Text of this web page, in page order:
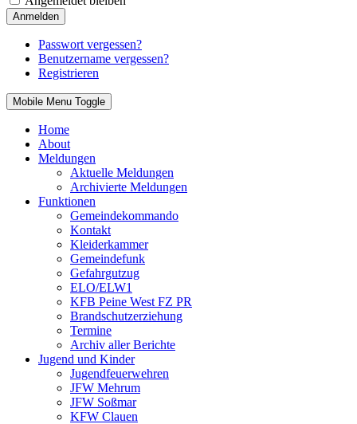
Anmelden
Passwort vergessen?
Benutzername vergessen?
Registrieren
Mobile Menu Toggle
Home
About
Meldungen
Aktuelle Meldungen
Archivierte Meldungen
Funktionen
Gemeindekommando
Kontakt
Kleiderkammer
Gemeindefunk
Gefahrgutzug
ELO/ELW1
KFB Peine West FZ PR
Brandschutzerziehung
Termine
Archiv aller Berichte
Jugend und Kinder
Jugendfeuerwehren
JFW Mehrum
JFW Soßmar
KFW Clauen